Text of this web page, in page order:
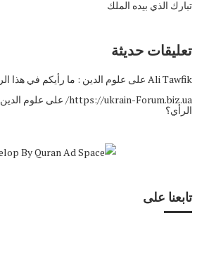
تبارك الذي بيده الملك
تعليقات حديثة
Ali Tawfik على علوم الدين : ما رأيكم في هذا
https://ukrain-Forum.biz.ua/ على علوم
الرأي؟
تابعنا على